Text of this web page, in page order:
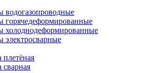
водогазопроводные
горячедеформированные
холоднодеформированные
электросварные
плетёная
сварная